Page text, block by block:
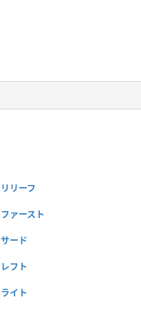
リリーフ
ファースト
サード
レフト
ライト